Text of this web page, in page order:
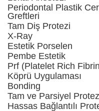
Periodontal Plastik
Greftleri
Tam Diş Protezi
X-Ray
Estetik Porselen
Pembe Estetik
Prf (Platelet Rich
Köprü Uygulaması
Bonding
Tam ve Parsiyel
Hassas Bağlantılı